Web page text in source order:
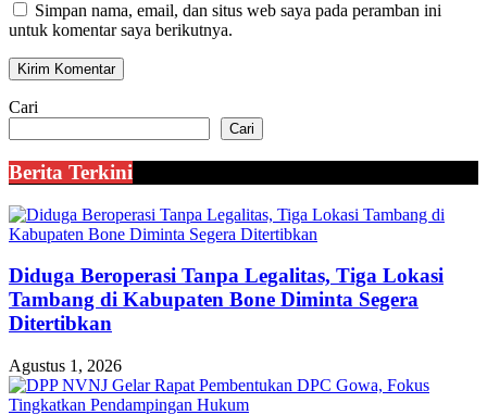
Simpan nama, email, dan situs web saya pada peramban ini
untuk komentar saya berikutnya.
Cari
Cari
Berita Terkini
Diduga Beroperasi Tanpa Legalitas, Tiga Lokasi
Tambang di Kabupaten Bone Diminta Segera
Ditertibkan
Agustus 1, 2026